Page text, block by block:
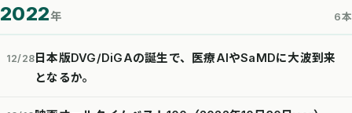
2022年 6本
12/28日本版DVG/DiGAの誕生で、医療AIやSaMDに大波到来
となるか。